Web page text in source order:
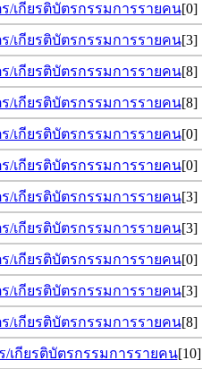
/เกียรติบัตรกรรมการรายคน[0]
/เกียรติบัตรกรรมการรายคน[3]
/เกียรติบัตรกรรมการรายคน[8]
/เกียรติบัตรกรรมการรายคน[8]
/เกียรติบัตรกรรมการรายคน[0]
/เกียรติบัตรกรรมการรายคน[0]
/เกียรติบัตรกรรมการรายคน[3]
/เกียรติบัตรกรรมการรายคน[3]
/เกียรติบัตรกรรมการรายคน[0]
/เกียรติบัตรกรรมการรายคน[3]
/เกียรติบัตรกรรมการรายคน[8]
เกียรติบัตรกรรมการรายคน[10]